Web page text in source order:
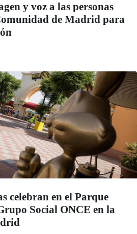
y voz a las personas
de Madrid para
celebran en el Parque
Social ONCE en la